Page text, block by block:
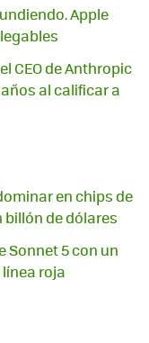
Apple
CEO de Anthropic
al calificar a
en chips de
billón de dólares
Sonnet 5 con un
roja